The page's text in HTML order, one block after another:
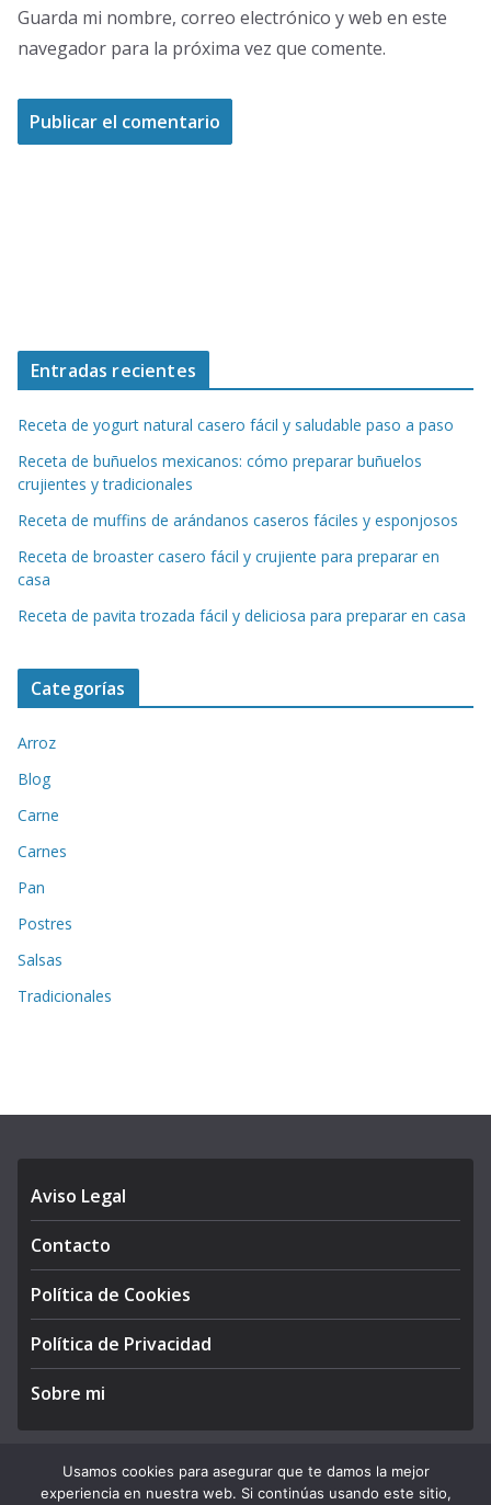
Guarda mi nombre, correo electrónico y web en este
navegador para la próxima vez que comente.
Entradas recientes
Receta de yogurt natural casero fácil y saludable paso a paso
Receta de buñuelos mexicanos: cómo preparar buñuelos
crujientes y tradicionales
Receta de muffins de arándanos caseros fáciles y esponjosos
Receta de broaster casero fácil y crujiente para preparar en
casa
Receta de pavita trozada fácil y deliciosa para preparar en casa
Categorías
Arroz
Blog
Carne
Carnes
Pan
Postres
Salsas
Tradicionales
Aviso Legal
Contacto
Política de Cookies
Política de Privacidad
Sobre mi
Usamos cookies para asegurar que te damos la mejor
experiencia en nuestra web. Si continúas usando este sitio,